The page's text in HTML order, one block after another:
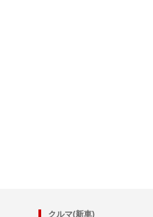
クルマ(新車)